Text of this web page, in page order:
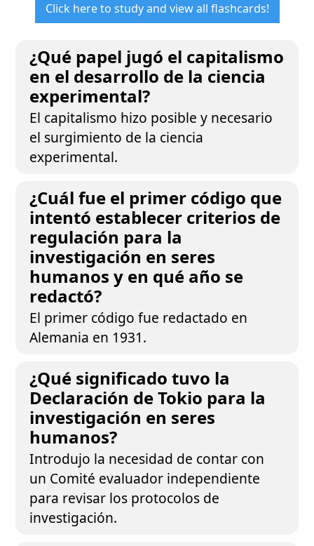
Click here to study and view all flashcards!
¿Qué papel jugó el capitalismo
en el desarrollo de la ciencia
experimental?
El capitalismo hizo posible y necesario
el surgimiento de la ciencia
experimental.
¿Cuál fue el primer código que
intentó establecer criterios de
regulación para la
investigación en seres
humanos y en qué año se
redactó?
El primer código fue redactado en
Alemania en 1931.
¿Qué significado tuvo la
Declaración de Tokio para la
investigación en seres
humanos?
Introdujo la necesidad de contar con
un Comité evaluador independiente
para revisar los protocolos de
investigación.